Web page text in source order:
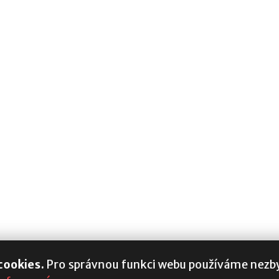
Pro správnou funkci webu používáme